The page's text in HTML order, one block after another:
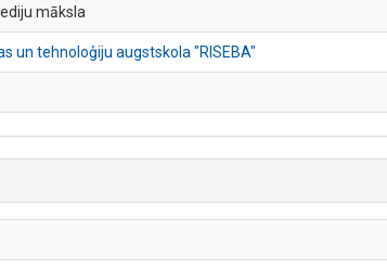
māksla
un tehnoloģiju augstskola "RISEBA"